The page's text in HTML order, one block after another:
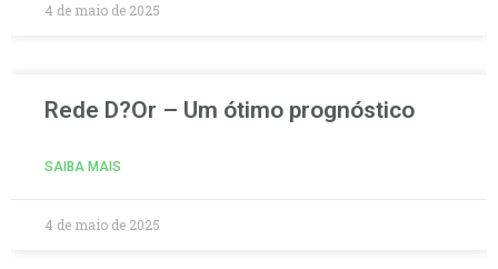
4 de maio de 2025
Rede D?Or – Um ótimo prognóstico
SAIBA MAIS
4 de maio de 2025